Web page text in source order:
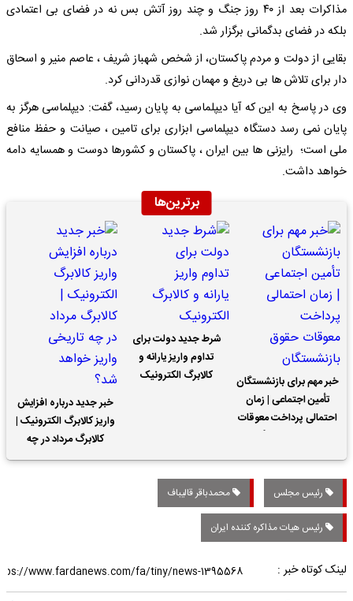
مذاکرات بعد از ۴۰ روز جنگ و چند روز آتش بس نه در فضای بی اعتمادی
بلکه در فضای بدگمانی برگزار شد.
بقایی از دولت و مردم پاکستان، از شخص شهباز شریف ، عاصم منیر و اسحاق
دار برای تلاش ها بی دریغ و مهمان نوازی قدردانی کرد.
وی در پاسخ به این که آیا دیپلماسی به پایان رسید، گفت: دیپلماسی هرگز به
پایان نمی رسد دستگاه دیپلماسی ابزاری برای تامین ، صیانت و حفظ منافع
ملی است؛ رایزنی ها بین ایران ، پاکستان و کشورها دوست و همسایه دامه
خواهد داشت.
برترین‌ها
خبر مهم برای بازنشستگان
تأمین اجتماعی | زمان
احتمالی پرداخت معوقات
شرط جدید دولت برای
تداوم واریز یارانه و
کالابرگ الکترونیک
خبر جدید درباره افزایش
واریز کالابرگ الکترونیک |
کالابرگ مرداد در چه
تاریخی واریز خواهد شد؟
رئیس مجلس محمدباقر قالیباف
رئیس هیات مذاکره کننده ایران
لینک کوتاه خبر :